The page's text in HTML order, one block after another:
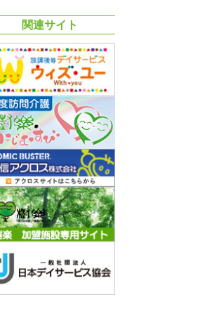
関連サイト